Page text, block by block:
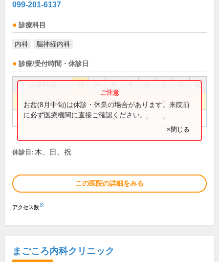
099-201-6137
診療科目
内科 脳神経内科
診療/受付時間・休診日
祝
9:00～13:30 ● ● ● ●
15:00～19:00 ● ● ●
お盆(8月中旬)は休診・休業の場合があります。来院前
に必ず医療機関に直接ご確認ください。
×閉じる
休診日: 木、日、祝
この医院の詳細をみる
アクセス数※
まごころ内科クリニック